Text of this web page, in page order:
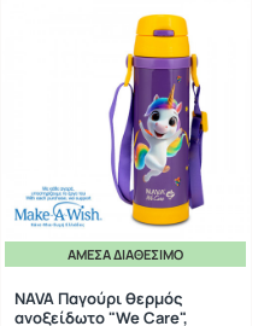
ΆΜΕΣΑ ΔΙΑΘΈΣΙΜΟ
NAVA Παγούρι θερμός
ανοξείδωτο "We Care",